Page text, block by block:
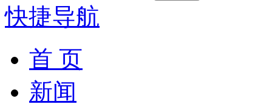
快捷导航
首 页
新闻